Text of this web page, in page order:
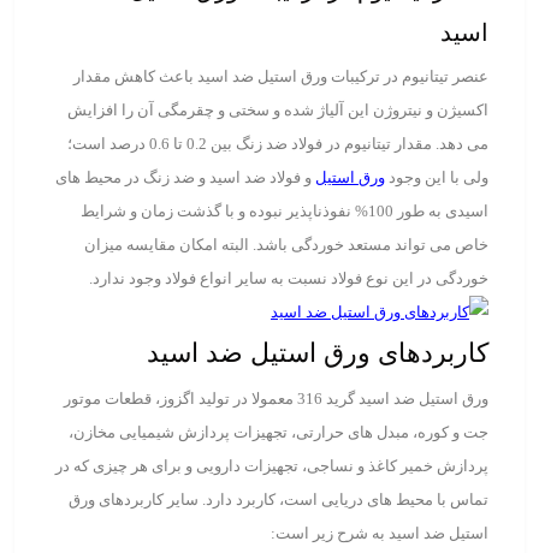
اسید
عنصر تیتانیوم در ترکیبات ورق استیل ضد اسید باعث کاهش مقدار
اکسیژن و نیتروژن این آلیاژ شده و سختی و چقرمگی آن را افزایش
می دهد. مقدار تیتانیوم در فولاد ضد زنگ بین 0.2 تا 0.6 درصد است؛
ولی با این وجود ورق استیل و فولاد ضد اسید و ضد زنگ در محیط های
اسیدی به طور 100% نفوذناپذیر نبوده و با گذشت زمان و شرایط
خاص می تواند مستعد خوردگی باشد. البته امکان مقایسه میزان
خوردگی در این نوع فولاد نسبت به سایر انواع فولاد وجود ندارد.
کاربردهای ورق استیل ضد اسید
ورق استیل ضد اسید گرید 316 معمولا در تولید اگزوز، قطعات موتور
جت و کوره، مبدل های حرارتی، تجهیزات پردازش شیمیایی مخازن،
پردازش خمیر کاغذ و نساجی، تجهیزات دارویی و برای هر چیزی که در
تماس با محیط های دریایی است، کاربرد دارد. سایر کاربردهای ورق
استیل ضد اسید به شرح زیر است: